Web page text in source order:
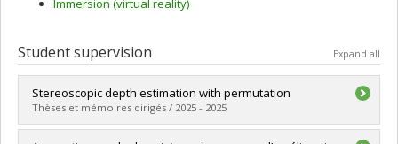
Immersion (virtual reality)
Student supervision Expand all
Stereoscopic depth estimation with permutation
Thèses et mémoires dirigés / 2025 - 2025